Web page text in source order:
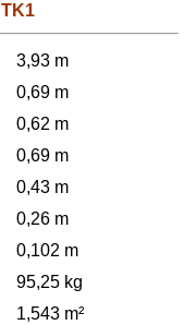
3,93 m
0,69 m
0,62 m
0,69 m
0,43 m
0,26 m
0,102 m
95,25 kg
1,543 m²